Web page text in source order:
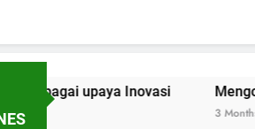
upaya Inovasi Mengoptimalkan